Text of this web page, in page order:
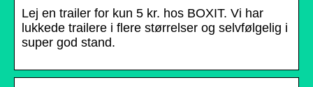
Lej en trailer for kun 5 kr. hos BOXIT. Vi har
lukkede trailere i flere størrelser og selvfølgelig i
super god stand.